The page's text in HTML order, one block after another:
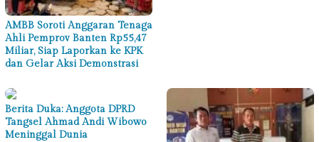
AMBB Soroti Anggaran Tenaga
Ahli Pemprov Banten Rp55,47
Miliar, Siap Laporkan ke KPK
dan Gelar Aksi Demonstrasi
Berita Duka: Anggota DPRD
Tangsel Ahmad Andi Wibowo
Meninggal Dunia